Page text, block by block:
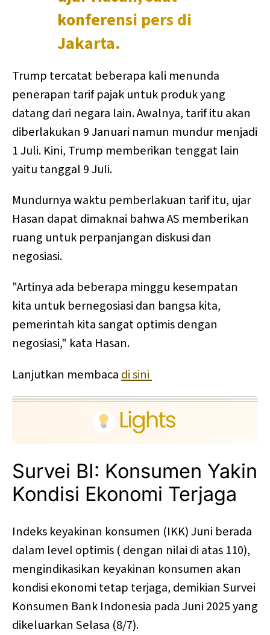
konferensi pers di
Jakarta.
Trump tercatat beberapa kali menunda
penerapan tarif pajak untuk produk yang
datang dari negara lain. Awalnya, tarif itu akan
diberlakukan 9 Januari namun mundur menjadi
1 Juli. Kini, Trump memberikan tenggat lain
yaitu tanggal 9 Juli.
Mundurnya waktu pemberlakuan tarif itu, ujar
Hasan dapat dimaknai bahwa AS memberikan
ruang untuk perpanjangan diskusi dan
negosiasi.
"Artinya ada beberapa minggu kesempatan
kita untuk bernegosiasi dan bangsa kita,
pemerintah kita sangat optimis dengan
negosiasi," kata Hasan.
Lanjutkan membaca di sini
Survei BI: Konsumen Yakin
Kondisi Ekonomi Terjaga
Indeks keyakinan konsumen (IKK) Juni berada
dalam level optimis ( dengan nilai di atas 110),
mengindikasikan keyakinan konsumen akan
kondisi ekonomi tetap terjaga, demikian Survei
Konsumen Bank Indonesia pada Juni 2025 yang
dikeluarkan Selasa (8/7).